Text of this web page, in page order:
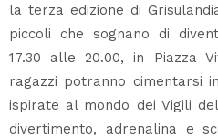
la terza edizione di
piccoli che sognano di
17.30 alle 20.00, in Piazza
ragazzi potranno cimentarsi
ispirate al mondo dei Vigili
divertimento, adrenalina e